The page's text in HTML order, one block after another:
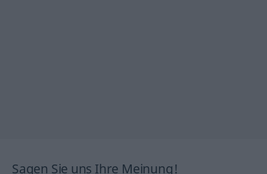
Sagen Sie uns Ihre Meinung!